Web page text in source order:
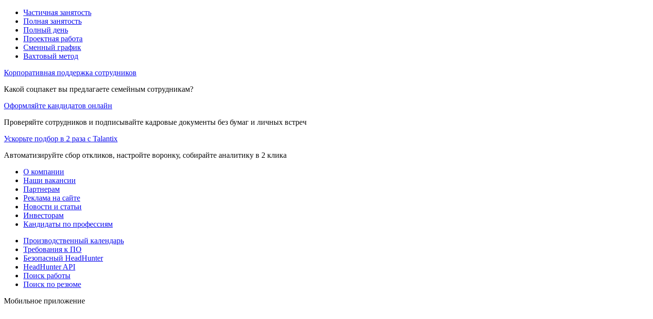
Частичная занятость
Полная занятость
Полный день
Проектная работа
Сменный график
Вахтовый метод
Корпоративная поддержка сотрудников
Какой соцпакет вы предлагаете семейным сотрудникам?
Оформляйте кандидатов онлайн
Проверяйте сотрудников и подписывайте кадровые документы без бумаг и личных встреч
Ускорьте подбор в 2 раза с Talantix
Автоматизируйте сбор откликов, настройте воронку, собирайте аналитику в 2 клика
О компании
Наши вакансии
Партнерам
Реклама на сайте
Новости и статьи
Инвесторам
Кандидаты по профессиям
Производственный календарь
Требования к ПО
Безопасный HeadHunter
HeadHunter API
Поиск работы
Поиск по резюме
Мобильное приложение